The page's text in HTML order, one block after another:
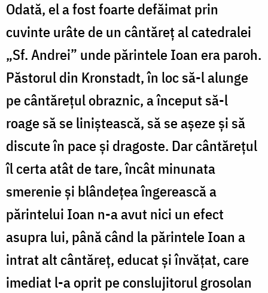
Odată, el a fost foarte defăimat prin
cuvinte urâte de un cântăreţ al catedralei
„Sf. Andrei” unde părintele Ioan era paroh.
Păstorul din Kronstadt, în loc să-l alunge
pe cântăreţul obraznic, a început să-l
roage să se liniştească, să se aşeze şi să
discute în pace şi dragoste. Dar cântăreţul
îl certa atât de tare, încât minunata
smerenie şi blândeţea îngerească a
părintelui Ioan n-a avut nici un efect
asupra lui, până când la părintele Ioan a
intrat alt cântăreţ, educat şi învăţat, care
imediat l-a oprit pe conslujitorul grosolan